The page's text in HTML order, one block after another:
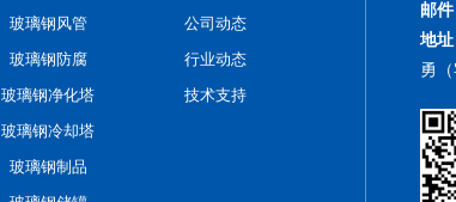
玻璃钢风管
玻璃钢防腐
玻璃钢净化塔
玻璃钢冷却塔
玻璃钢制品
公司动态
行业动态
技术支持
邮件
地址
勇（